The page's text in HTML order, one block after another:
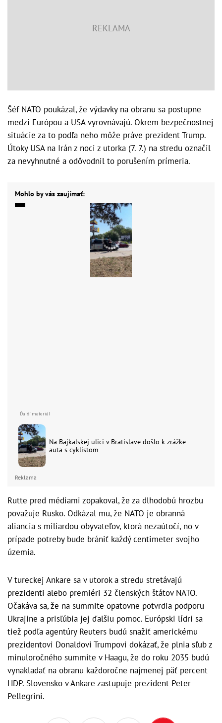
Šéf NATO poukázal, že výdavky na obranu sa postupne
medzi Európou a USA vyrovnávajú. Okrem bezpečnostnej
situácie za to podľa neho môže práve prezident Trump.
Útoky USA na Irán z noci z utorka (7. 7.) na stredu označil
za nevyhnutné a odôvodnil to porušením prímeria.
Mohlo by vás zaujímať:
Na Bajkalskej ulici v Bratislave došlo k zrážke
auta s cyklistom
Reklama
Rutte pred médiami zopakoval, že za dlhodobú hrozbu
považuje Rusko. Odkázal mu, že NATO je obranná
aliancia s miliardou obyvateľov, ktorá nezaútočí, no v
prípade potreby bude brániť každý centimeter svojho
územia.
V tureckej Ankare sa v utorok a stredu stretávajú
prezidenti alebo premiéri 32 členských štátov NATO.
Očakáva sa, že na summite opätovne potvrdia podporu
Ukrajine a prisľúbia jej ďalšiu pomoc. Európski lídri sa
tiež podľa agentúry Reuters budú snažiť americkému
prezidentovi Donaldovi Trumpovi dokázať, že plnia sľub z
minuloročného summite v Haagu, že do roku 2035 budú
vynakladať na obranu každoročne najmenej päť percent
HDP. Slovensko v Ankare zastupuje prezident Peter
Pellegrini.